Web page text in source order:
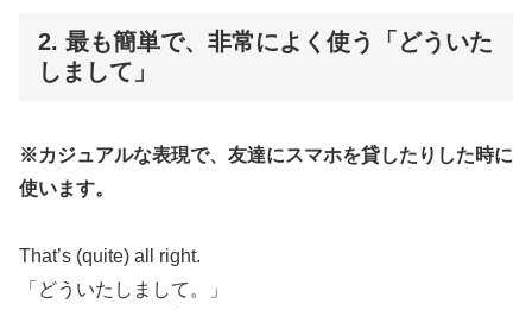
2. 最も簡単で、非常によく使う「どういた
しまして」
※カジュアルな表現で、友達にスマホを貸したりした時に
使います。
That’s (quite) all right.
「どういたしまして。」